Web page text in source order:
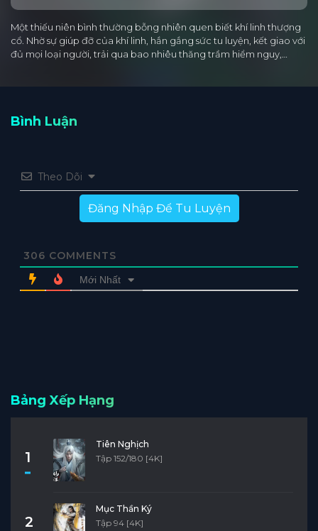
Một thiếu niên bình thường bỗng nhiên quen biết khí linh thượng
cổ. Nhờ sự giúp đỡ của khí linh, hắn gắng sức tu luyện, kết giao với
đủ mọi loại người, trải qua bao nhiêu thăng trầm hiểm nguy,…
Bình Luận
Theo Dõi
Đăng Nhập Để Tu Luyện
306 COMMENTS
Mới Nhất
Bảng Xếp Hạng
1
Tiên Nghịch
Tập 152/180 [4K]
2
Mục Thần Ký
Tập 94 [4K]